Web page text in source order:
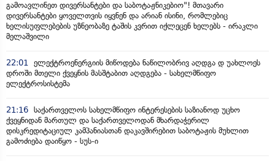
გამოავლინეთ დივერსანტები და საბოტაჟნიკებიო"! მთავარი
დივერსანტები ყოველთვის იყვნენ და არიან ისინი, რომლებიც
ხელისუფლებების უზნეობაზე ტაშის კვრით იქლეცენ ხელებს - ირაკლი
მელაშვილი
22:01 ელექტროენერგიის მიწოდება ნაწილობრივ აღდგა დ უახლოეს
დროში მთელი ქვეყნის მასშტაბით აღდგება - სახელმწიფო
ელექტროსისტემა
21:16 საქართველოს სახელმწიფო ინტერესების საზიანოდ უცხო
ქვეყნიდან მართულ და საქართველოდან მხარდაჭერილ
დისკრედიტაციულ კამპანიასთან დაკავშირებით საბოტაჟის მუხლით
გამოძიება დაიწყო - სუს-ი